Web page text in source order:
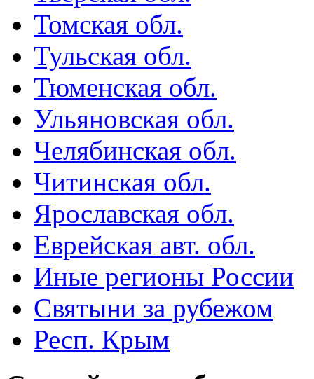
Томская обл.
Тульская обл.
Тюменская обл.
Ульяновская обл.
Челябинская обл.
Читинская обл.
Ярославская обл.
Еврейская авт. обл.
Иные регионы России
Святыни за рубежом
Респ. Крым